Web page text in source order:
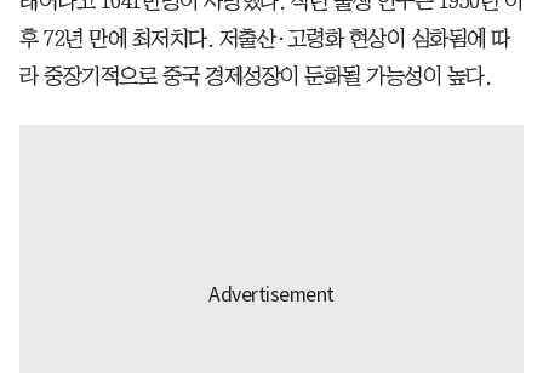
후 72년 만에 최저치다. 저출산·고령화 현상이 심화됨에 따
라 중장기적으로 중국 경제성장이 둔화될 가능성이 높다.